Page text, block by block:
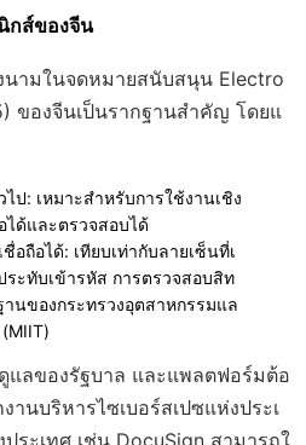
กส์ของจีน
ามในจดหมายสนับสนุน Electro
ของจีนเป็นรากฐานสำคัญ โดยแ
ไป: เหมาะสำหรับการใช้งานเชิง
ด้และตรวจสอบได้
ชื่อถือได้: เทียบเท่ากับลายเซ็นที่เ
ะทับเข้ารหัส การตรวจสอบสิท
นของกระทรวงอุตสาหกรรมแล
แลของรัฐบาล และแพลตฟอร์มต้อ
านบริหารไซเบอร์สเปซแห่งประเ
ระเทศ เช่น DocuSign สามารถใ